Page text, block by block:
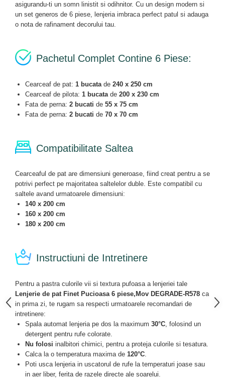
asigurandu-ti un somn linistit si odihnitor. Cu un design modern si
un set generos de 6 piese, lenjeria imbraca perfect patul si adauga
o nota de rafinament decorului tau.
Pachetul Complet Contine 6 Piese:
Cearceaf de pat: 1 bucata de 240 x 250 cm
Cearceaf de pilota: 1 bucata de 200 x 230 cm
Fata de perna: 2 bucati de 55 x 75 cm
Fata de perna: 2 bucati de 70 x 70 cm
Compatibilitate Saltea
Cearceaful de pat are dimensiuni generoase, fiind creat pentru a se
potrivi perfect pe majoritatea saltelelor duble. Este compatibil cu
saltele avand urmatoarele dimensiuni:
140 x 200 cm
160 x 200 cm
180 x 200 cm
Instructiuni de Intretinere
Pentru a pastra culorile vii si textura pufoasa a lenjeriei tale
Lenjerie de pat Finet Pucioasa 6 piese,Mov DEGRADE-R578 ca
in prima zi, te rugam sa respecti urmatoarele recomandari de
intretinere:
Spala automat lenjeria pe dos la maximum 30°C , folosind un
detergent pentru rufe colorate.
Nu folosi inalbitori chimici, pentru a proteja culorile si tesatura.
Calca la o temperatura maxima de 120°C
Poti usca lenjeria in uscatorul de rufe la temperaturi joase sau
in aer liber, ferita de razele directe ale soarelui.